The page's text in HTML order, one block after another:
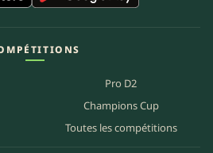
Pro D2
Champions Cup
Toutes les compétitions